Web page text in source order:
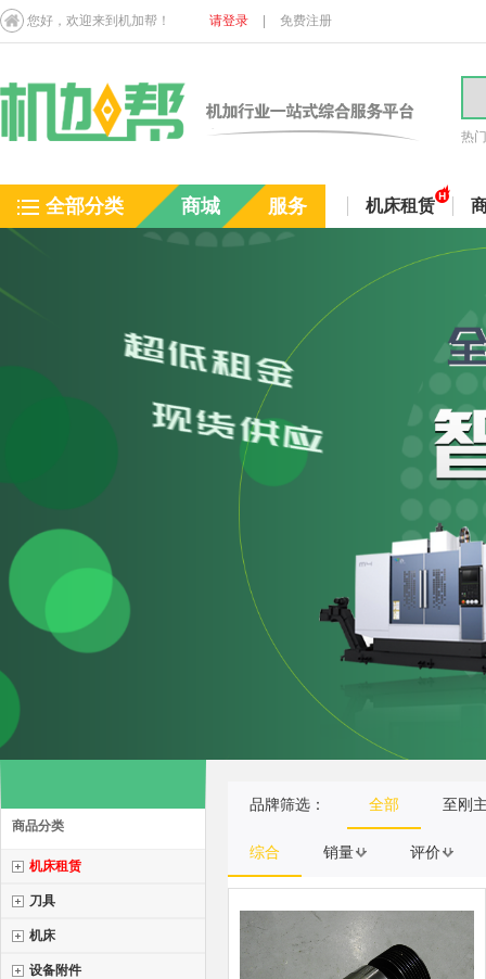
您好，欢迎来到机加帮！ 请登录 免费注册
热
全部分类 商城 服务 机床租赁
商品分类
机床租赁
刀具
机床
设备附件
品牌筛选： 全部 至刚
综合 销量 评价